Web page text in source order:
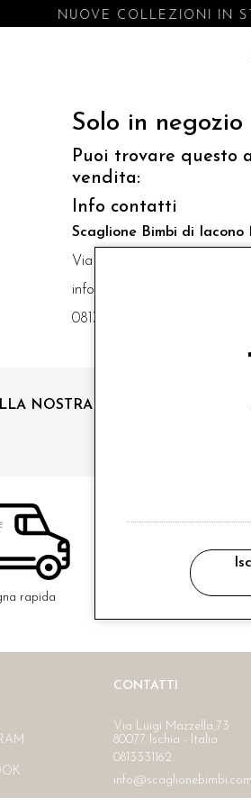
NUOVE COLLEZIONI IN
Solo in negozio
Puoi trovare questo
vendita:
Info contatti
Scaglione Bimbi di Iacono
Via Luigi Mazzella,73 80077
info@scaglionebimbi.com
0813331162
NOSTRA NEWSLETTER
rapida Ritiro in negozio
CONTATTI
Via Luigi Mazzella,73
80077 Ischia - Italia
0813331162
info@scaglionebimbi.com